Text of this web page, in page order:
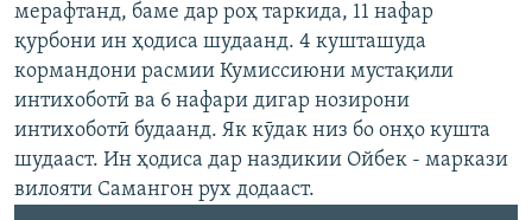
мерафтанд, баме дар роҳ таркида, 11 нафар
қурбони ин ҳодиса шудаанд. 4 кушташуда
кормандони расмии Кумиссиюни мустақили
интихоботӣ ва 6 нафари дигар нозирони
интихоботӣ будаанд. Як кӯдак низ бо онҳо кушта
шудааст. Ин ҳодиса дар наздикии Ойбек - маркази
вилояти Самангон рух додааст.